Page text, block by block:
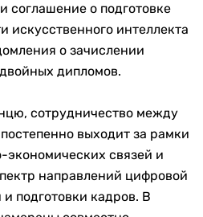
соглашение о подготовке
искусственного интеллекта
о зачислении
дипломов.
сотрудничество между
выходит за рамки
экономических связей и
направлений цифровой
подготовки кадров. В